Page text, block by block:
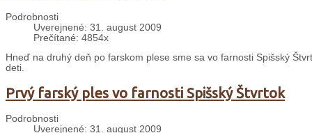
Podrobnosti
Uverejnené: 31. august 2009
Prečítané: 4854x
Hneď na druhý deň po farskom plese sme sa vo farnosti Spišský
deti.
Prvý farský ples vo farnosti Spišský Štvrtok
Podrobnosti
Uverejnené: 31. august 2009